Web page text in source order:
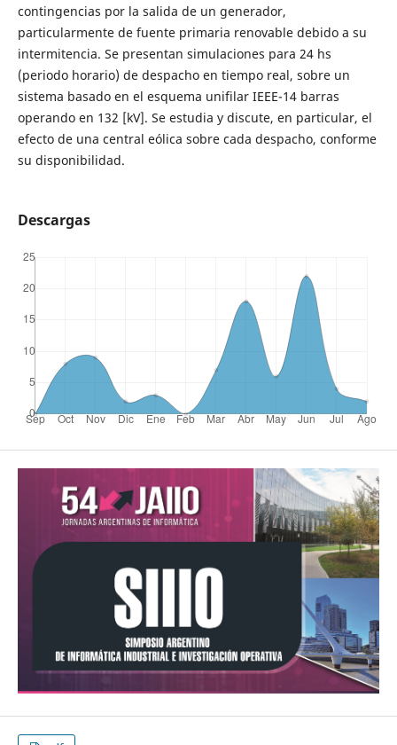
contingencias por la salida de un generador,
particularmente de fuente primaria renovable debido a su
intermitencia. Se presentan simulaciones para 24 hs
(periodo horario) de despacho en tiempo real, sobre un
sistema basado en el esquema unifilar IEEE-14 barras
operando en 132 [kV]. Se estudia y discute, en particular, el
efecto de una central eólica sobre cada despacho, conforme
su disponibilidad.
Descargas